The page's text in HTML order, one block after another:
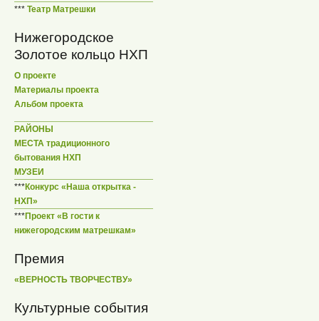
*** Театр Матрешки
Нижегородское
Золотое кольцо НХП
О проекте
Материалы проекта
Альбом проекта
РАЙОНЫ
МЕСТА традиционного
бытования НХП
МУЗЕИ
***Конкурс «Наша открытка -
НХП»
***Проект «В гости к
нижегородским матрешкам»
Премия
«ВЕРНОСТЬ ТВОРЧЕСТВУ»
Культурные события